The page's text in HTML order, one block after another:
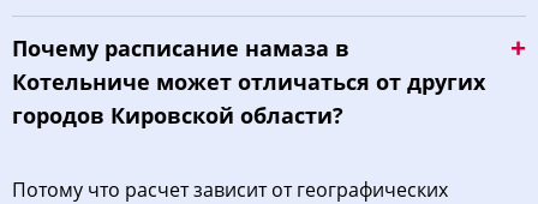
Почему расписание намаза в
Котельниче может отличаться от других
городов Кировской области?
Потому что расчет зависит от географических